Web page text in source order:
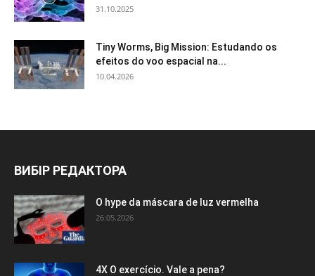
31.10.2025
Tiny Worms, Big Mission: Estudando os
efeitos do voo espacial na...
10.04.2026
ВИБІР РЕДАКТОРА
O hype da máscara de luz vermelha
26.05.2026
4X O exercício. Vale a pena?